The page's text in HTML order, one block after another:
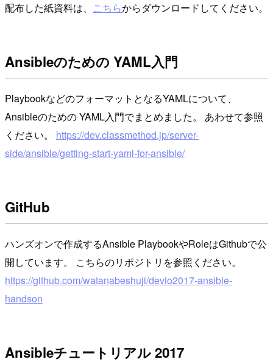
配布した紙資料は、 こちらからダウンロードしてください。
Ansibleのための YAML入門
PlaybookなどのフォーマットとなるYAMLについて、
Ansibleのための YAML入門でまとめました。 あわせて参照
ください。 https://dev.classmethod.jp/server-
side/ansible/getting-start-yaml-for-ansible/
GitHub
ハンズオンで作成するAnsible PlaybookやRoleはGithubで公
開しています。 こちらのリポジトリを参照ください。
https://github.com/watanabeshuji/devio2017-ansible-
handson
Ansibleチュートリアル 2017